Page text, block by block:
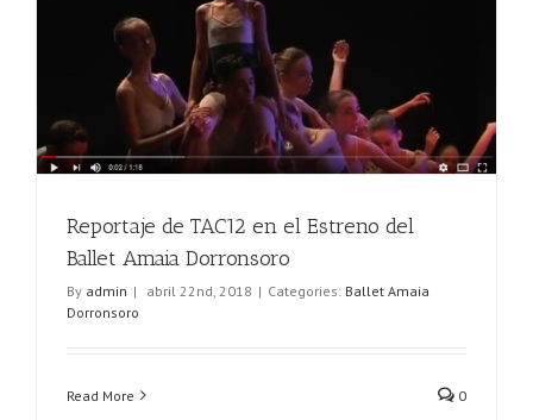
Reportaje de TAC12 en el Estreno del
Ballet Amaia Dorronsoro
By admin | abril 22nd, 2018 | Categories: Ballet Amaia
Dorronsoro
Read More 0